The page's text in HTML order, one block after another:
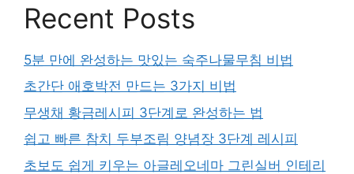
Recent Posts
5분 만에 완성하는 맛있는 숙주나물무침 비법
초간단 애호박전 만드는 3가지 비법
무생채 황금레시피 3단계로 완성하는 법
쉽고 빠른 참치 두부조림 양념장 3단계 레시피
초보도 쉽게 키우는 아글레오네마 그린실버 인테리